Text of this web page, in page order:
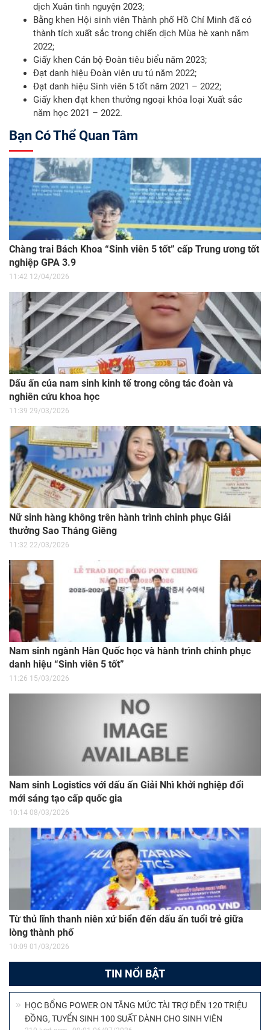
dịch Xuân tình nguyện 2023;
Bằng khen Hội sinh viên Thành phố Hồ Chí Minh đã có
thành tích xuất sắc trong chiến dịch Mùa hè xanh năm
2022;
Giấy khen Cán bộ Đoàn tiêu biểu năm 2023;
Đạt danh hiệu Đoàn viên ưu tú năm 2022;
Đạt danh hiệu Sinh viên 5 tốt năm 2021 – 2022;
Giấy khen đạt khen thưởng ngoại khóa loại Xuất sắc
năm học 2021 – 2022.
Bạn Có Thể Quan Tâm
Chàng trai Bách Khoa “Sinh viên 5 tốt” cấp Trung ương tốt
nghiệp GPA 3.9
11:42 12/04/2026
Dấu ấn của nam sinh kinh tế trong công tác đoàn và
nghiên cứu khoa học
11:39 29/03/2026
Nữ sinh hàng không trên hành trình chinh phục Giải
thưởng Sao Tháng Giêng
11:32 22/03/2026
Nam sinh ngành Hàn Quốc học và hành trình chinh phục
danh hiệu “Sinh viên 5 tốt”
11:26 15/03/2026
Nam sinh Logistics với dấu ấn Giải Nhì khởi nghiệp đổi
mới sáng tạo cấp quốc gia
10:14 08/03/2026
Từ thủ lĩnh thanh niên xứ biển đến dấu ấn tuổi trẻ giữa
lòng thành phố
10:09 01/03/2026
TIN NỔI BẬT
HỌC BỔNG POWER ON TĂNG MỨC TÀI TRỢ ĐẾN 120 TRIỆU
ĐỒNG, TUYỂN SINH 100 SUẤT DÀNH CHO SINH VIÊN